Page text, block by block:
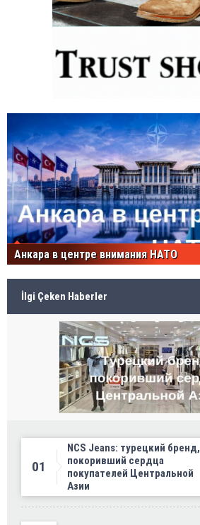
Анкара в центре внимания НАТО
İlgi Çeken Haberler
01
NCS Jeans: турецкий бренд,
покоривший сердца
покупателей Центральной
Азии